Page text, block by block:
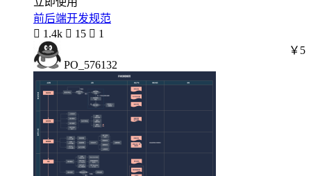
前后端开发规范
 1.4k  15  1
PO_576132
￥5